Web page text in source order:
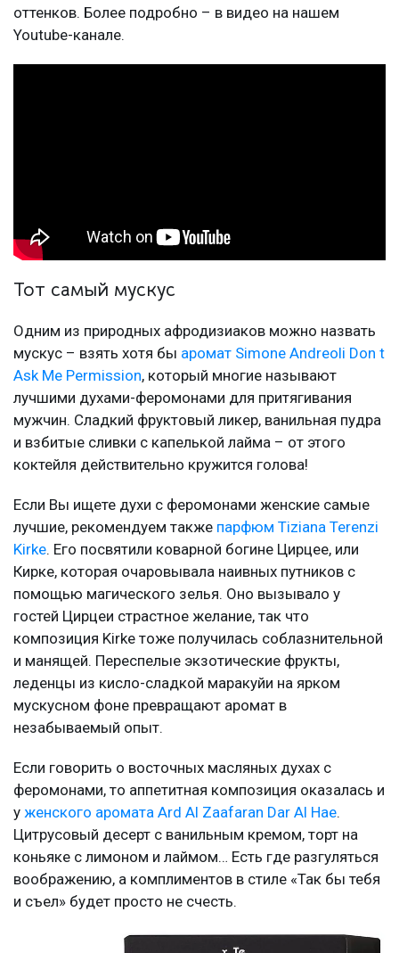
оттенков. Более подробно – в видео на нашем
Youtube-канале.
Тот самый мускус
Одним из природных афродизиаков можно назвать
мускус – взять хотя бы аромат Simone Andreoli Don t
Ask Me Permission, который многие называют
лучшими духами-феромонами для притягивания
мужчин. Сладкий фруктовый ликер, ванильная пудра
и взбитые сливки с капелькой лайма – от этого
коктейля действительно кружится голова!
Если Вы ищете духи с феромонами женские самые
лучшие, рекомендуем также парфюм Tiziana Terenzi
Kirke. Его посвятили коварной богине Цирцее, или
Кирке, которая очаровывала наивных путников с
помощью магического зелья. Оно вызывало у
гостей Цирцеи страстное желание, так что
композиция Kirke тоже получилась соблазнительной
и манящей. Переспелые экзотические фрукты,
леденцы из кисло-сладкой маракуйи на ярком
мускусном фоне превращают аромат в
незабываемый опыт.
Если говорить о восточных масляных духах с
феромонами, то аппетитная композиция оказалась и
у женского аромата Ard Al Zaafaran Dar Al Hae.
Цитрусовый десерт с ванильным кремом, торт на
коньяке с лимоном и лаймом… Есть где разгуляться
воображению, а комплиментов в стиле «Так бы тебя
и съел» будет просто не счесть.